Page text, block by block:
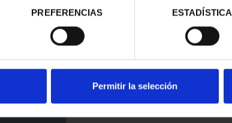
PREFERENCIAS ESTADÍSTICA
Permitir la selección
COMPLET...
€